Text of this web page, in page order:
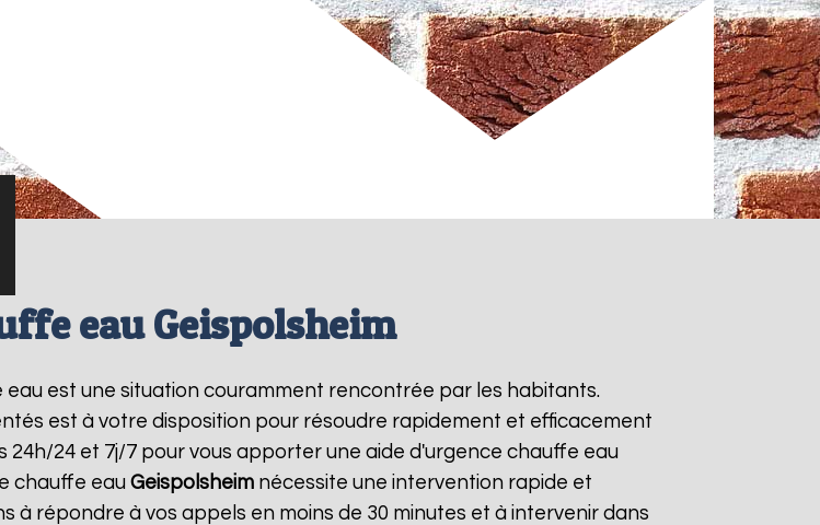
eau Geispolsheim
eau est une situation couramment rencontrée par les habitants.
est à votre disposition pour résoudre rapidement et efficacement
24 et 7j/7 pour vous apporter une aide d'urgence chauffe eau
chauffe eau Geispolsheimnécessite une intervention rapide et
à répondre à vos appels en moins de 30 minutes et à intervenir dans